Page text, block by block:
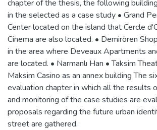
chapter of the thesis, the following
in the selected as a case study • Grand
Center located on the island that Cercle
Cinema are also located. • Demirören
in the area where Deveaux Apartments
are located. • Narmanlı Han • Taksim
Maksim Casino as an annex building The
evaluation chapter in which all the results
and monitoring of the case studies are
proposals regarding the future urban
street are gathered.